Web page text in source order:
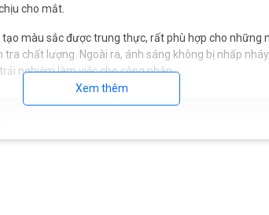
cho mắt.
tạo màu sắc được trung thực, rất phù hợp cho những
chất lượng. Ngoài ra, ánh sáng không bị nhấp
nghiệm làm việc cho công nhân.
Xem thêm